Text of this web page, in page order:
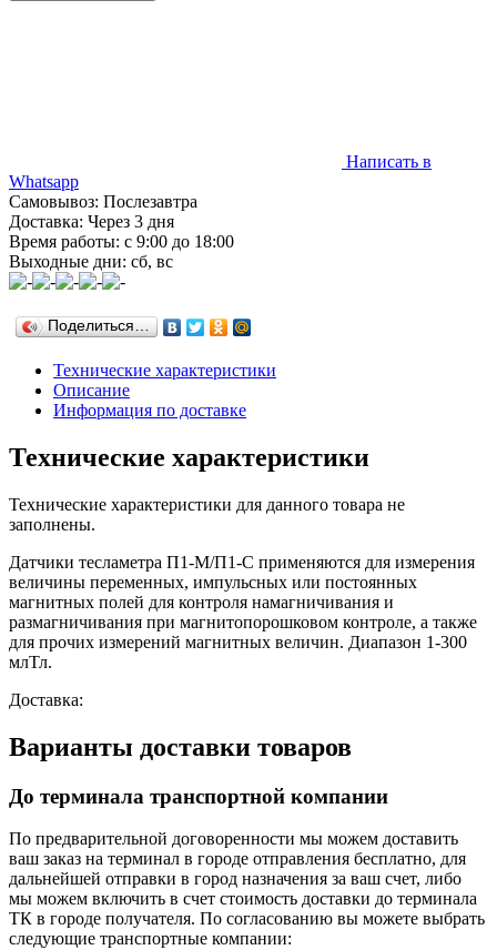
Написать в
Whatsapp
Самовывоз: Послезавтра
Доставка: Через 3 дня
Время работы: с 9:00 до 18:00
Выходные дни: сб, вс
Поделиться…
Технические характеристики
Описание
Информация по доставке
Технические характеристики
Технические характеристики для данного товара не
заполнены.
Датчики тесламетра П1-М/П1-С применяются для измерения
величины переменных, импульсных или постоянных
магнитных полей для контроля намагничивания и
размагничивания при магнитопорошковом контроле, а также
для прочих измерений магнитных величин. Диапазон 1-300
млТл.
Доставка:
Варианты доставки товаров
До терминала транспортной компании
По предварительной договоренности мы можем доставить
ваш заказ на терминал в городе отправления бесплатно, для
дальнейшей отправки в город назначения за ваш счет, либо
мы можем включить в счет стоимость доставки до терминала
ТК в городе получателя. По согласованию вы можете выбрать
следующие транспортные компании: